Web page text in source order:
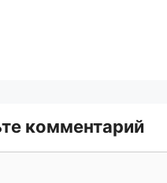
комментарий